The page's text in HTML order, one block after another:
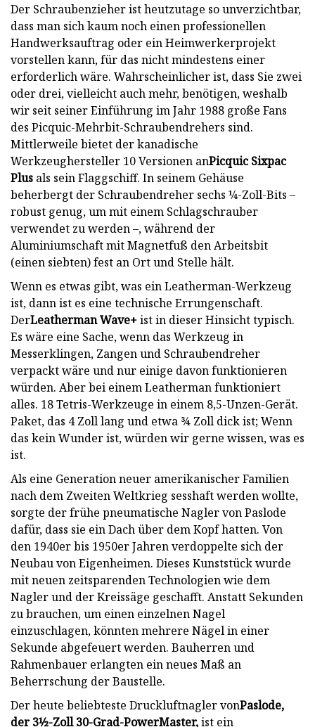
Der Schraubenzieher ist heutzutage so unverzichtbar,
dass man sich kaum noch einen professionellen
Handwerksauftrag oder ein Heimwerkerprojekt
vorstellen kann, für das nicht mindestens einer
erforderlich wäre. Wahrscheinlicher ist, dass Sie zwei
oder drei, vielleicht auch mehr, benötigen, weshalb
wir seit seiner Einführung im Jahr 1988 große Fans
des Picquic-Mehrbit-Schraubendrehers sind.
Mittlerweile bietet der kanadische
Werkzeughersteller 10 Versionen anPicquic Sixpac
Plus als sein Flaggschiff. In seinem Gehäuse
beherbergt der Schraubendreher sechs ¼-Zoll-Bits –
robust genug, um mit einem Schlagschrauber
verwendet zu werden –, während der
Aluminiumschaft mit Magnetfuß den Arbeitsbit
(einen siebten) fest an Ort und Stelle hält.
Wenn es etwas gibt, was ein Leatherman-Werkzeug
ist, dann ist es eine technische Errungenschaft.
DerLeatherman Wave+ist in dieser Hinsicht typisch.
Es wäre eine Sache, wenn das Werkzeug in
Messerklingen, Zangen und Schraubendreher
verpackt wäre und nur einige davon funktionieren
würden. Aber bei einem Leatherman funktioniert
alles. 18 Tetris-Werkzeuge in einem 8,5-Unzen-Gerät.
Paket, das 4 Zoll lang und etwa ¾ Zoll dick ist; Wenn
das kein Wunder ist, würden wir gerne wissen, was es
ist.
Als eine Generation neuer amerikanischer Familien
nach dem Zweiten Weltkrieg sesshaft werden wollte,
sorgte der frühe pneumatische Nagler von Paslode
dafür, dass sie ein Dach über dem Kopf hatten. Von
den 1940er bis 1950er Jahren verdoppelte sich der
Neubau von Eigenheimen. Dieses Kunststück wurde
mit neuen zeitsparenden Technologien wie dem
Nagler und der Kreissäge geschafft. Anstatt Sekunden
zu brauchen, um einen einzelnen Nagel
einzuschlagen, könnten mehrere Nägel in einer
Sekunde abgefeuert werden. Bauherren und
Rahmenbauer erlangten ein neues Maß an
Beherrschung der Baustelle.
Der heute beliebteste Druckluftnagler vonPaslode,
der 3½-Zoll 30-Grad-PowerMaster,ist ein